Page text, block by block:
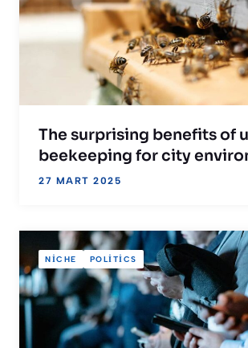
The surprising benefits of
beekeeping for city
27 MART 2025
NICHE POLITICS